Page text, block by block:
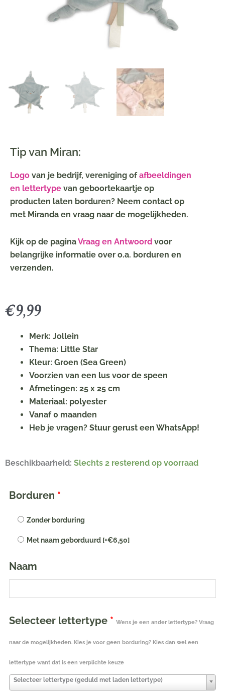
Tip van Miran:
Logo van je bedrijf, vereniging ofafbeeldingen
en lettertype van geboortekaartje op
producten laten borduren? Neem contact op
met Miranda en vraag naar de mogelijkheden.
Kijk op de paginaVraag en Antwoord voor
belangrijke informatie over o.a. borduren en
verzenden.
€9,99
Merk: Jollein
Thema: Little Star
Kleur: Groen (Sea Green)
Voorzien van een lus voor de speen
Afmetingen: 25 x 25 cm
Materiaal: polyester
Vanaf 0 maanden
Heb je vragen? Stuur gerust een WhatsApp!
Beschikbaarheid: Slechts 2 resterend op voorraad
Borduren *
Zonder borduring
Met naam geborduurd [+€6,50]
Naam
Selecteer lettertype * Wens je een ander lettertype? Vraag
naar de mogelijkheden. Kies je voor geen borduring? Kies dan wel een
lettertype want dat is een verplichte keuze
Selecteer lettertype (geduld met laden lettertype)
Jollein
naam
geborduurd
Little
Wild
Sea